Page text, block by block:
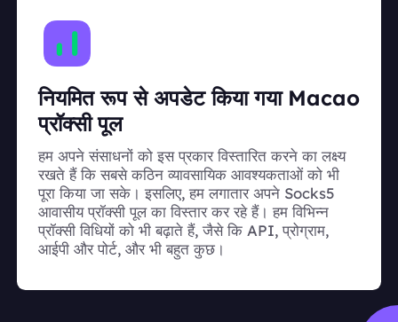
नियमित रूप से अपडेट किया गया Macao
प्रॉक्सी पूल
हम अपने संसाधनों को इस प्रकार विस्तारित करने का लक्ष्य
रखते हैं कि सबसे कठिन व्यावसायिक आवश्यकताओं को भी
पूरा किया जा सके। इसलिए, हम लगातार अपने Socks5
आवासीय प्रॉक्सी पूल का विस्तार कर रहे हैं। हम विभिन्न
प्रॉक्सी विधियों को भी बढ़ाते हैं, जैसे कि API, प्रोग्राम,
आईपी और पोर्ट, और भी बहुत कुछ।